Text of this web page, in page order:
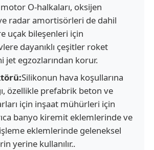
O-halkaları, oksijen
radar amortisörleri de dahil
uçak bileşenleri için
dayanıklı çeşitler roket
jet egzozlarından korur.
Silikonun hava koşullarına
özellikle prefabrik beton ve
için inşaat mühürleri için
banyo kiremit eklemlerinde ve
eklemlerinde geleneksel
yerine kullanılır..